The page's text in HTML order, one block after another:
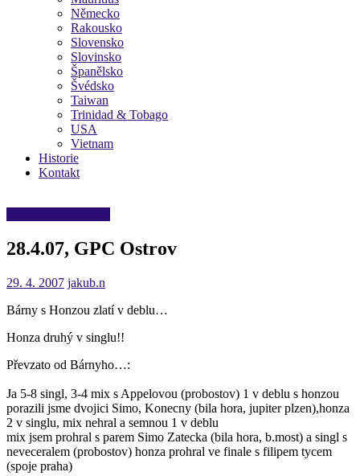
Německo
Rakousko
Slovensko
Slovinsko
Španělsko
Švédsko
Taiwan
Trinidad & Tobago
USA
Vietnam
Historie
Kontakt
28.4.07, GPC Ostrov
29. 4. 2007 jakub.n
Bárny s Honzou zlatí v deblu…
Honza druhý v singlu!!
Převzato od Bárnyho…:
Ja 5-8 singl, 3-4 mix s Appelovou (probostov) 1 v deblu s honzou
porazili jsme dvojici Simo, Konecny (bila hora, jupiter plzen),honza
2 v singlu, mix nehral a semnou 1 v deblu
mix jsem prohral s parem Simo Zatecka (bila hora, b.most) a singl s
neveceralem (probostov) honza prohral ve finale s filipem tycem
(spoje praha)